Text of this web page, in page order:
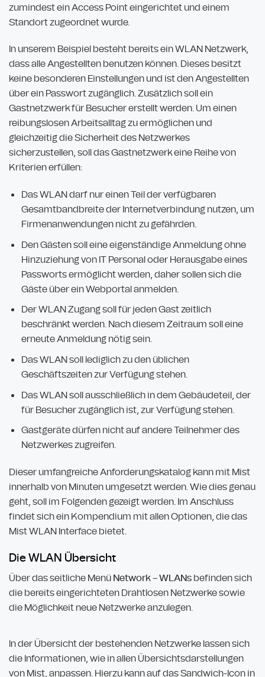
zumindest ein Access Point eingerichtet und einem
Standort zugeordnet wurde.
In unserem Beispiel besteht bereits ein WLAN Netzwerk,
dass alle Angestellten benutzen können. Dieses besitzt
keine besonderen Einstellungen und ist den Angestellten
über ein Passwort zugänglich. Zusätzlich soll ein
Gastnetzwerk für Besucher erstellt werden. Um einen
reibungslosen Arbeitsalltag zu ermöglichen und
gleichzeitig die Sicherheit des Netzwerkes
sicherzustellen, soll das Gastnetzwerk eine Reihe von
Kriterien erfüllen:
Das WLAN darf nur einen Teil der verfügbaren
Gesamtbandbreite der Internetverbindung nutzen, um
Firmenanwendungen nicht zu gefährden.
Den Gästen soll eine eigenständige Anmeldung ohne
Hinzuziehung von IT Personal oder Herausgabe eines
Passworts ermöglicht werden, daher sollen sich die
Gäste über ein Webportal anmelden.
Der WLAN Zugang soll für jeden Gast zeitlich
beschränkt werden. Nach diesem Zeitraum soll eine
erneute Anmeldung nötig sein.
Das WLAN soll lediglich zu den üblichen
Geschäftszeiten zur Verfügung stehen.
Das WLAN soll ausschließlich in dem Gebäudeteil, der
für Besucher zugänglich ist, zur Verfügung stehen.
Gastgeräte dürfen nicht auf andere Teilnehmer des
Netzwerkes zugreifen.
Dieser umfangreiche Anforderungskatalog kann mit Mist
innerhalb von Minuten umgesetzt werden. Wie dies genau
geht, soll im Folgenden gezeigt werden. Im Anschluss
findet sich ein Kompendium mit allen Optionen, die das
Mist WLAN Interface bietet.
Die WLAN Übersicht
Über das seitliche MenüNetwork–WLANsbefinden sich
die bereits eingerichteten Drahtlosen Netzwerke sowie
die Möglichkeit neue Netzwerke anzulegen.
In der Übersicht der bestehenden Netzwerke lassen sich
die Informationen, wie in allen Übersichtsdarstellungen
von Mist, anpassen. Hierzu kann auf das Sandwich-Icon in